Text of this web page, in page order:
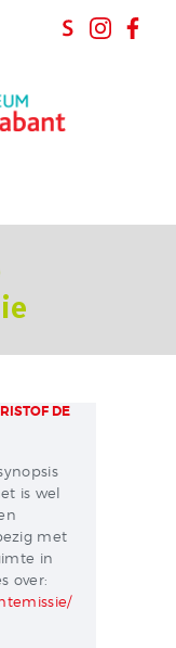
DE
is wel
met
in
over: